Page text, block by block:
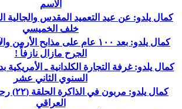
الاسم
كمال يلدو: عن عيد التعميد المقدس والجالية
خلف الخميسي
كمال يلدو: بعد ١٠٠ عام على مذابح
الجرح مازال نازفاً !
كمال يلدو: غرفة التجارة الكلدانية ـ الأمريكية
السنوي الثاني عشر
كمال
العراقي